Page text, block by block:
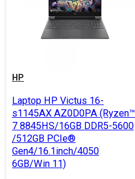
HP
Laptop HP Victus 16-
s1145AX AZ0D0PA (Ryzen™
7 8845HS/16GB DDR5-5600
/512GB PCIe®
Gen4/16.1inch/4050
6GB/Win 11)